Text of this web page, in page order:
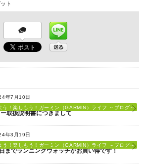
ト
年7月10日
う！楽しもう！ガーミン（GARMIN）ライフ ～ブログ～
取扱説明書につきまして
年3月19日
う！楽しもう！ガーミン（GARMIN）ライフ ～ブログ～
までランニングウォッチがお買い得です！